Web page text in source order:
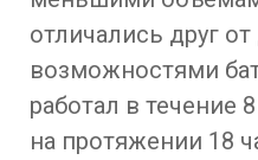
отличались друг
возможностями
работал в течение
на протяжении 18